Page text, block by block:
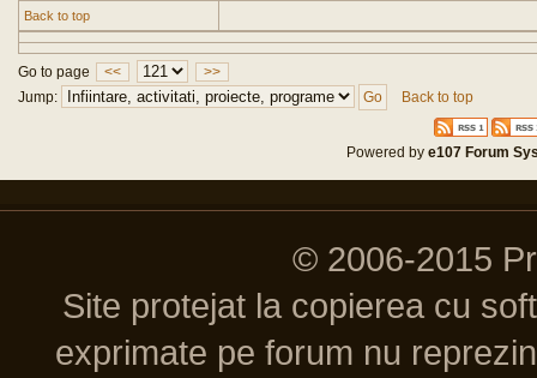
Back to top
Go to page <<
>>
Jump:
Back to top
Powered bye107 Forum
© 2006-2015
Site protejat la copierea cu
exprimate pe forum nu